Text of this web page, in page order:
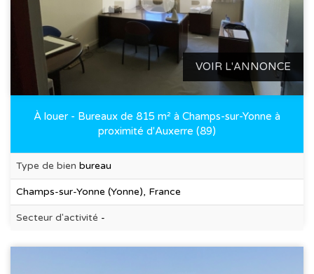
VOIR L'ANNONCE
À louer - Bureaux de 815 m² à Champs-sur-Yonne à
proximité d'Auxerre (89)
Type de bien bureau
Champs-sur-Yonne (Yonne), France
Secteur d'activité -